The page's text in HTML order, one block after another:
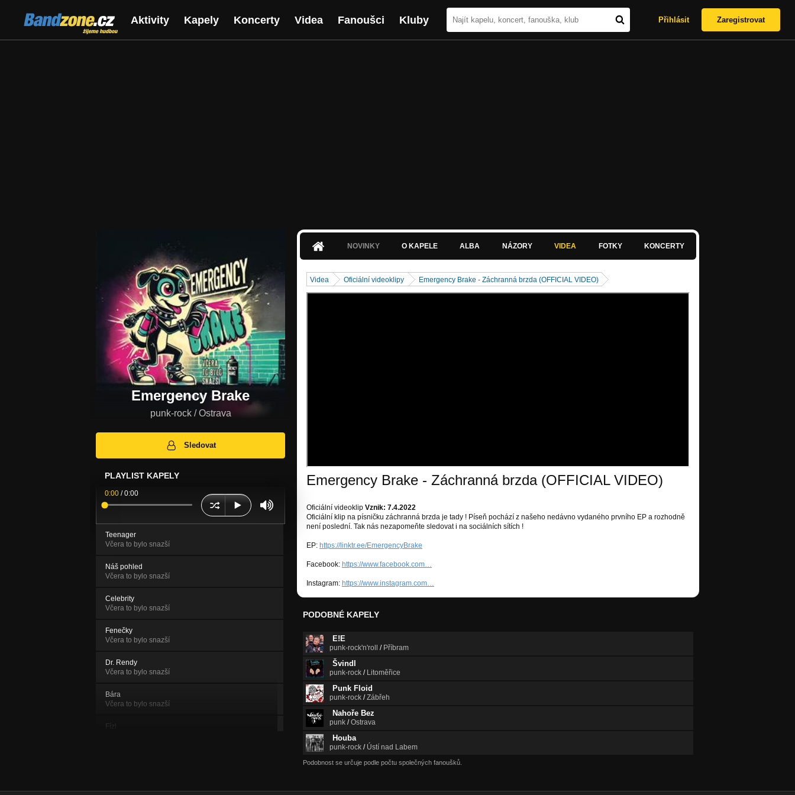
Bandzone.cz
žijeme hudbou
Aktivity Kapely Koncerty Videa Fanoušci Kluby Přihlásit Zaregistrovat
Emergency Brake
punk-rock / Ostrava
Sledovat
PLAYLIST KAPELY
0:00 /0:00
Teenager
Včera to bylo snazší
Náš pohled
Včera to bylo snazší
Celebrity
Včera to bylo snazší
Fenečky
Včera to bylo snazší
Dr. Rendy
Včera to bylo snazší
Bára
Včera to bylo snazší
Fízl
Postrach ulice
NOVINKY O KAPELE ALBA NÁZORY VIDEA FOTKY KONCERTY
Videa Oficiální videoklipy Emergency Brake - Záchranná brzda (OFFICIAL VIDEO)
Emergency Brake - Záchranná brzda (OFFICIAL VIDEO)
Oficiální videoklip Vznik: 7.4.2022
Oficiální klip na písničku záchranná brzda je tady ! Píseň pochází z našeho nedávno vydaného prvního EP a rozhodně
není poslední. Tak nás nezapomeňte sledovat i na sociálních sítích !
EP: https://linktr.ee/EmergencyBrake
Facebook: https://www.facebook.com…
Instagram: https://www.instagram.com…
PODOBNÉ KAPELY
E!E
punk-rock'n'roll / Příbram
Švindl
punk-rock / Litoměřice
Punk Floid
punk-rock /Zábřeh
Nahoře Bez
punk /Ostrava
Houba
punk-rock / Ústí nad Labem
Podobnost se určuje podle počtu společných fanoušků.